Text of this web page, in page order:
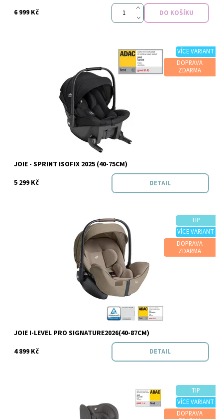
6 999 Kč
VÍCE VARIANT
DOPRAVA
ZDARMA
JOIE - SPRINT ISOFIX 2025 (40-75CM)
5 299 Kč
DETAIL
TIP
VÍCE VARIANT
DOPRAVA
ZDARMA
Joie
JOIE I-LEVEL PRO SIGNATURE2026(40-87CM)
4 899 Kč
DETAIL
TIP
VÍCE VARIANT
DOPRAVA